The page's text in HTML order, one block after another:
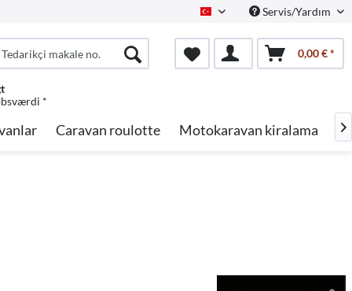
Turkish Servis/Yardım
0,00 € *
*
Caravan roulotte Motokaravan kiralama 